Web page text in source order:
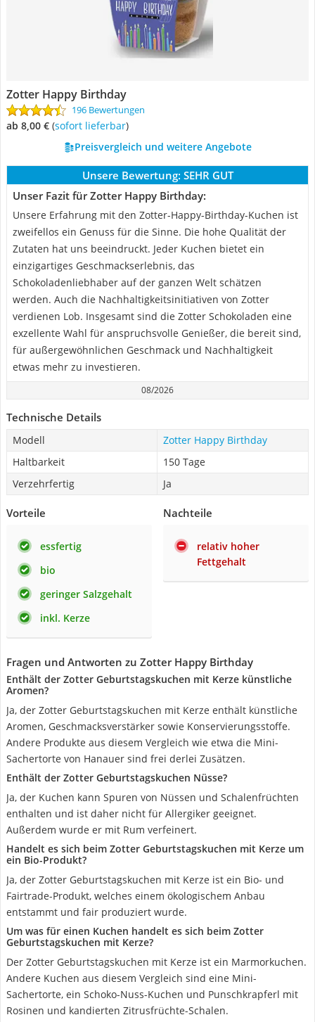
Zotter Happy Birthday
196 Bewertungen
ab 8,00 € ( Sofort lieferbar)
Preisvergleich und weitere Angebote
Unsere Bewertung: SEHR GUT
Unser Fazit für Zotter Happy Birthday:
Unsere Erfahrung mit den Zotter-Happy-Birthday-Kuchen ist
zweifellos ein Genuss für die Sinne. Die hohe Qualität der
Zutaten hat uns beeindruckt. Jeder Kuchen bietet ein
einzigartiges Geschmackserlebnis, das
Schokoladenliebhaber auf der ganzen Welt schätzen
werden. Auch die Nachhaltigkeitsinitiativen von Zotter
verdienen Lob. Insgesamt sind die Zotter Schokoladen eine
exzellente Wahl für anspruchsvolle Genießer, die bereit sind,
für außergewöhnlichen Geschmack und Nachhaltigkeit
etwas mehr zu investieren.
08/2026
Technische Details
Modell
Zotter Happy Birthday
Haltbarkeit
150 Tage
Verzehrfertig
Ja
Vorteile
essfertig
bio
geringer Salzgehalt
inkl. Kerze
Nachteile
relativ hoher
Fettgehalt
Fragen und Antworten zu Zotter Happy Birthday
Enthält der Zotter Geburtstagskuchen mit Kerze künstliche
Aromen?
Ja, der Zotter Geburtstagskuchen mit Kerze enthält künstliche
Aromen, Geschmacksverstärker sowie Konservierungsstoffe.
Andere Produkte aus diesem Vergleich wie etwa die Mini-
Sachertorte von Hanauer sind frei derlei Zusätzen.
Enthält der Zotter Geburtstagskuchen Nüsse?
Ja, der Kuchen kann Spuren von Nüssen und Schalenfrüchten
enthalten und ist daher nicht für Allergiker geeignet.
Außerdem wurde er mit Rum verfeinert.
Handelt es sich beim Zotter Geburtstagskuchen mit Kerze um
ein Bio-Produkt?
Ja, der Zotter Geburtstagskuchen mit Kerze ist ein Bio- und
Fairtrade-Produkt, welches einem ökologischem Anbau
entstammt und fair produziert wurde.
Um was für einen Kuchen handelt es sich beim Zotter
Geburtstagskuchen mit Kerze?
Der Zotter Geburtstagskuchen mit Kerze ist ein Marmorkuchen.
Andere Kuchen aus diesem Vergleich sind eine Mini-
Sachertorte, ein Schoko-Nuss-Kuchen und Punschkrapferl mit
Rosinen und kandierten Zitrusfrüchte-Schalen.